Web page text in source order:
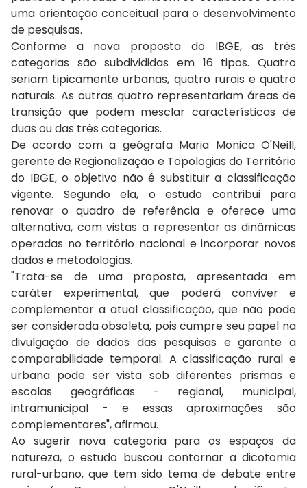
uma orientação conceitual para o desenvolvimento
de pesquisas.
Conforme a nova proposta do IBGE, as três
categorias são subdivididas em 16 tipos. Quatro
seriam tipicamente urbanas, quatro rurais e quatro
naturais. As outras quatro representariam áreas de
transição que podem mesclar características de
duas ou das três categorias.
De acordo com a geógrafa Maria Monica O'Neill,
gerente de Regionalização e Topologias do Território
do IBGE, o objetivo não é substituir a classificação
vigente. Segundo ela, o estudo contribui para
renovar o quadro de referência e oferece uma
alternativa, com vistas a representar as dinâmicas
operadas no território nacional e incorporar novos
dados e metodologias.
"Trata-se de uma proposta, apresentada em
caráter experimental, que poderá conviver e
complementar a atual classificação, que não pode
ser considerada obsoleta, pois cumpre seu papel na
divulgação de dados das pesquisas e garante a
comparabilidade temporal. A classificação rural e
urbana pode ser vista sob diferentes prismas e
escalas geográficas - regional, municipal,
intramunicipal - e essas aproximações são
complementares", afirmou.
Ao sugerir nova categoria para os espaços da
natureza, o estudo buscou contornar a dicotomia
rural-urbano, que tem sido tema de debate entre